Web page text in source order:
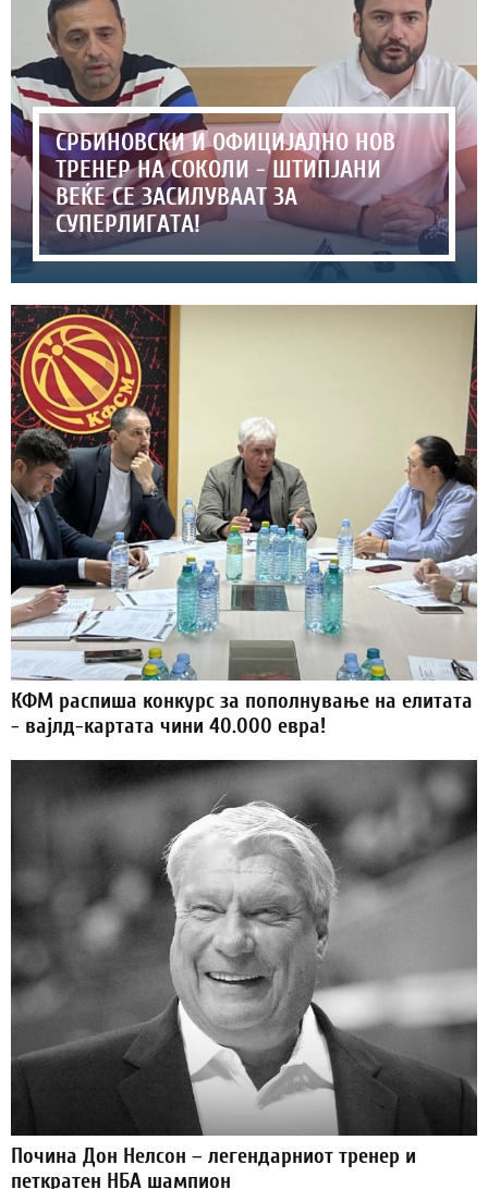
СРБИНОВСКИ И ОФИЦИЈАЛНО НОВ
ТРЕНЕР НА СОКОЛИ - ШТИПЈАНИ
ВЕЌЕ СЕ ЗАСИЛУВААТ ЗА
СУПЕРЛИГАТА!
КФМ распиша конкурс за пополнување на елитата
- вајлд-картата чини 40.000 евра!
Почина Дон Нелсон – легендарниот тренер и
петкратен НБА шампион